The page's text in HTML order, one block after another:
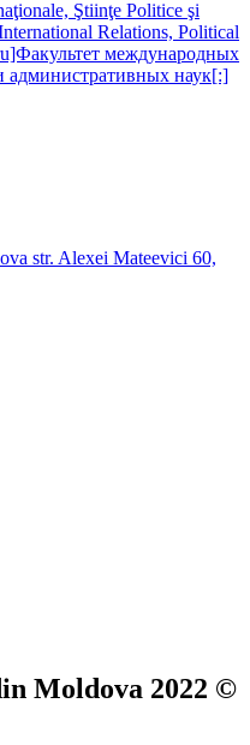
Ştiinţe Politice şi
Relations, Political
международных
административных наук[:]
str. Alexei Mateevici 60,
Moldova 2022 ©